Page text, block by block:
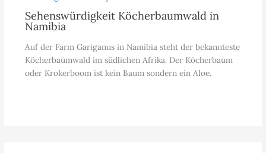
Sehenswürdigkeit Köcherbaumwald in
Namibia
Auf der Farm Gariganus in Namibia steht der bekannteste
Köcherbaumwald im südlichen Afrika. Der Köcherbaum
oder Krokerboom ist kein Baum sondern ein Aloe.